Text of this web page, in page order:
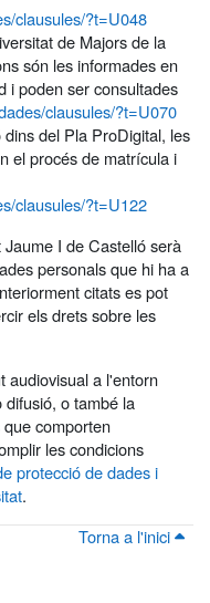
clausules/?t=U048
de Majors de la
són les informades en
i poden ser consultades
clausules/?t=U070
del Pla ProDigital, les
el procés de matrícula i
clausules/?t=U122
I de Castelló serà
personals que hi ha a
citats es pot
els drets sobre les
audiovisual a l'entorn
o també la
comporten
les condicions
protecció de dades i
.
Torna a l'inici